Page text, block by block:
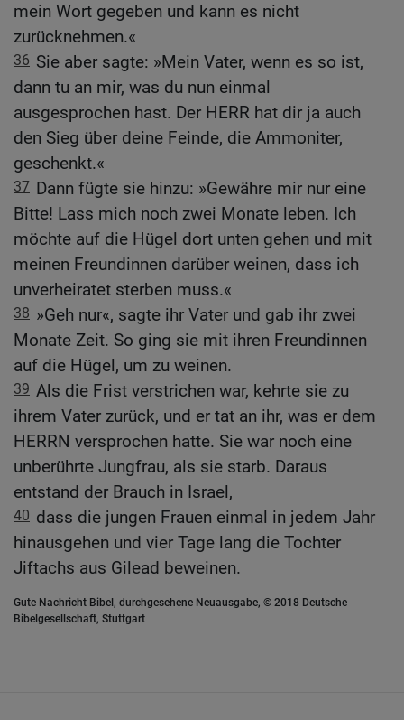
mein Wort gegeben und kann es nicht
zurücknehmen.«
36 Sie aber sagte: »Mein Vater, wenn es so ist,
dann tu an mir, was du nun einmal
ausgesprochen hast. Der HERR hat dir ja auch
den Sieg über deine Feinde, die Ammoniter,
geschenkt.«
37 Dann fügte sie hinzu: »Gewähre mir nur eine
Bitte! Lass mich noch zwei Monate leben. Ich
möchte auf die Hügel dort unten gehen und mit
meinen Freundinnen darüber weinen, dass ich
unverheiratet sterben muss.«
38 »Geh nur«, sagte ihr Vater und gab ihr zwei
Monate Zeit. So ging sie mit ihren Freundinnen
auf die Hügel, um zu weinen.
39 Als die Frist verstrichen war, kehrte sie zu
ihrem Vater zurück, und er tat an ihr, was er dem
HERRN versprochen hatte. Sie war noch eine
unberührte Jungfrau, als sie starb. Daraus
entstand der Brauch in Israel,
40 dass die jungen Frauen einmal in jedem Jahr
hinausgehen und vier Tage lang die Tochter
Jiftachs aus Gilead beweinen.
Gute Nachricht Bibel, durchgesehene Neuausgabe, © 2018 Deutsche
Bibelgesellschaft, Stuttgart